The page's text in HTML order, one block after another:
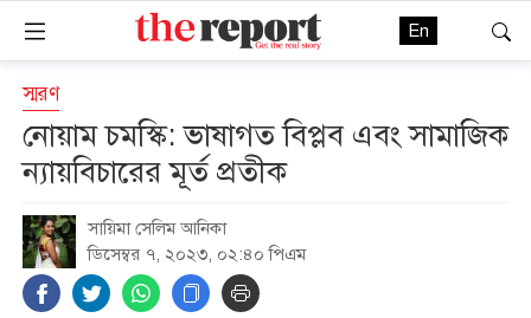
En
স্মরণ
নোয়াম চমস্কি: ভাষাগত বিপ্লব এবং সামাজিক
ন্যায়বিচারের মূর্ত প্রতীক
সায়িমা সেলিম আনিকা
ডিসেম্বর ৭, ২০২৩, ০২:৪০ পিএম